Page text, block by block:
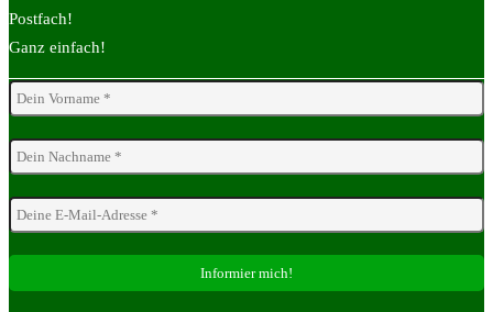
Postfach!
Ganz einfach!